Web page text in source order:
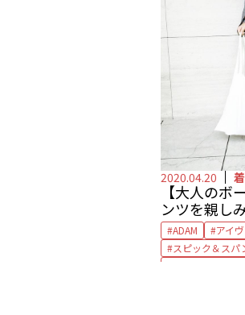
2020.04.20
【大人のボ
ンツを親し
ADAM アイ
スピック＆スパ